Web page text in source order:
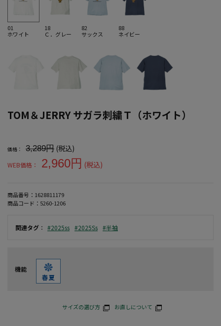
01
ホワイト
18
Ｃ．グレー
82
サックス
88
ネイビー
TOM＆JERRY サガラ刺繍Ｔ（ホワイト）
価格： 3,289円 (税込)
WEB価格： 2,960円 (税込)
商品番号： 1628811179
商品コード： 5260-1206
関連タグ ： #2025ss #2025Ss #半袖
機能
サイズの選び方 お直しについて